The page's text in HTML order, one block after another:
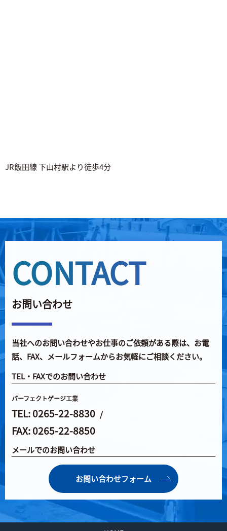
JR飯田線 下山村駅より徒歩4分
CONTACT
お問い合わせ
当社へのお問い合わせやお仕事のご依頼がある際は、 お電
話、FAX、メールフォームからお気軽にご相談ください。
TEL・FAXでのお問い合わせ
パーフェクトゲージ工業
TEL: 0265-22-8830 /
FAX: 0265-22-8850
メールでのお問い合わせ
お問い合わせフォーム